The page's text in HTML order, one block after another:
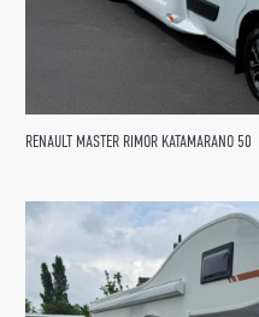
RENAULT MASTER RIMOR KATAMARANO 50